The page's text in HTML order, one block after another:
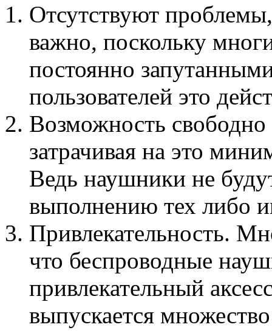
Отсутствуют
важно, поскольку
постоянно
пользователей это
Возможность свободно
затрачивая на это
Ведь наушники не
выполнению тех либо
Привлекательность.
что беспроводные
привлекательный
выпускается